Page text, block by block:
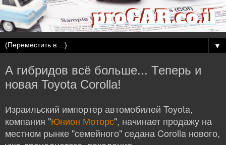
▼
А гибридов всё больше... Теперь и
новая Toyota Corolla!
Израильский импортер автомобилей Toyota,
компания "Юнион Моторс", начинает продажу на
местном рынке "семейного" седана Corolla нового,